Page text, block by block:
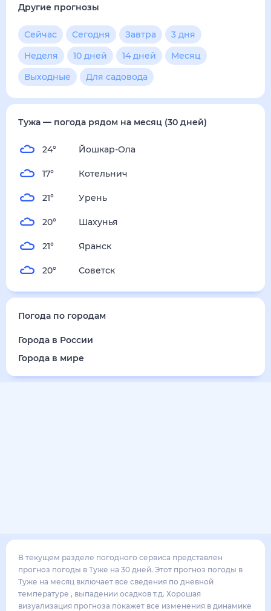
Другие прогнозы
Сейчас Сегодня Завтра
3 дня
Неделя
10 дней 14 дней
Месяц
Выходные
Для садовода
Тужа — погода рядом на месяц (30 дней)
24° Йошкар-Ола
17° Котельнич
21° Урень
20° Шахунья
21° Яранск
20° Советск
Погода по городам
Города в России
Города в мире
В текущем разделе погодного сервиса представлен
прогноз погоды в Туже на 30 дней. Этот прогноз погоды в
Туже на месяц включает все сведения по дневной
температуре , выпадении осадков т.д. Хорошая
визуализация прогноза покажет все изменения в динамике